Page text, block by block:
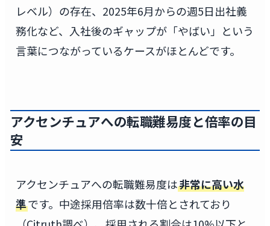
レベル）の存在、2025年6月からの週5日出社義
務化など、入社後のギャップが「やばい」という
言葉につながっているケースがほとんどです。
アクセンチュアへの転職難易度と倍率の目
安
アクセンチュアへの転職難易度は非常に高い水
準です。中途採用倍率は数十倍とされており